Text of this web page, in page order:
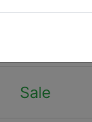
Sale